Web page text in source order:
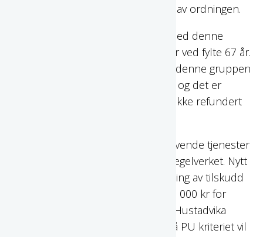
er eldre enn 67 år er ikke omfattet av ordningen.
Kommunens generelle problem med denne
ordningen er at refusjonen stopper ved fylte 67 år.
Det er et økende antall personer i denne gruppen
som blir betydelig eldre enn dette, og det er
gledelig, men kommunen får altså ikke refundert
Tilskuddsordningen for ressurskrevende tjenester
blir videreført men med endring i regelverket. Nytt
forslag til innslagspunkt for utbetaling av tilskudd
for 2026 blir på 1 921 000 kr (1 692 000 kr for
2025). Dette betyr økte utgifter for Hustadvika
kommune, men økning i verdien på PU kriteriet vil